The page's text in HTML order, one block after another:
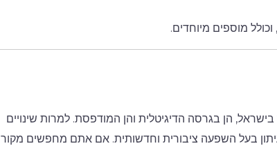
מוספים מיוחדים.
הן בגרסה הדיגיטלית והן המודפסת. למרות שינויים
בעל השפעה ציבורית וחדשותית. אם אתם מחפשים מקור